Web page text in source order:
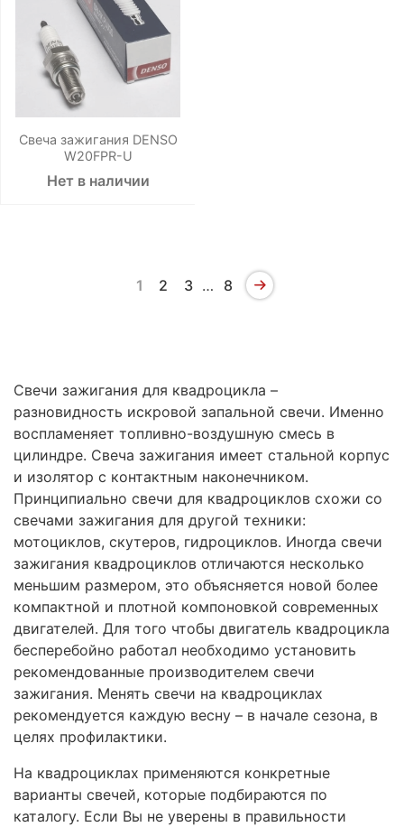
Свеча зажигания DENSO
W20FPR-U
Нет в наличии
1 2 3 … 8
Свечи зажигания для квадроцикла –
разновидность искровой запальной свечи. Именно
воспламеняет топливно-воздушную смесь в
цилиндре. Свеча зажигания имеет стальной корпус
и изолятор с контактным наконечником.
Принципиально свечи для квадроциклов схожи со
свечами зажигания для другой техники:
мотоциклов, скутеров, гидроциклов. Иногда свечи
зажигания квадроциклов отличаются несколько
меньшим размером, это объясняется новой более
компактной и плотной компоновкой современных
двигателей. Для того чтобы двигатель квадроцикла
бесперебойно работал необходимо установить
рекомендованные производителем свечи
зажигания. Менять свечи на квадроциклах
рекомендуется каждую весну – в начале сезона, в
целях профилактики.
На квадроциклах применяются конкретные
варианты свечей, которые подбираются по
каталогу. Если Вы не уверены в правильности